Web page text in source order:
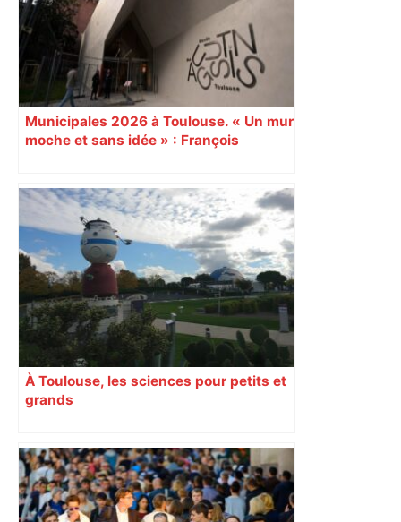
Municipales 2026 à Toulouse. « Un mur
moche et sans idée » : François
Augustins
À Toulouse, les sciences pour petits et
grands